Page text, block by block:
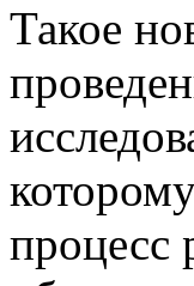
Такое
процесс